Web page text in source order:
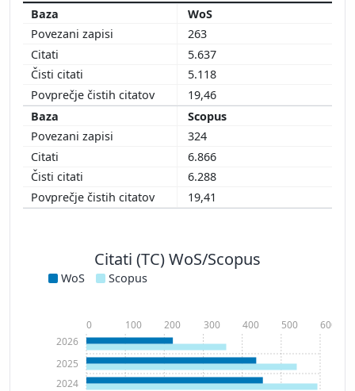
WoS
263
5.637
5.118
19,46
Scopus
324
6.866
6.288
19,41
Citati (TC) WoS/Scopus
WoS Scopus
2024
2025
2026
0 100 200 300 400 500 600